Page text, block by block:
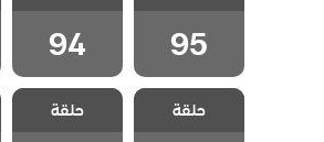
95
95
94
94
مسلسل مد وجزر
2 مدبلج الحلقة
حلقة
مسلسل مد وجزر
2 مدبلج الحلقة
حلقة